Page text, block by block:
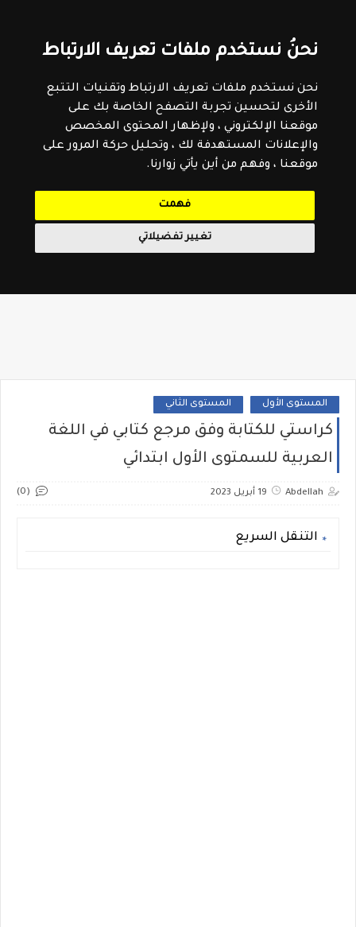
نحنُ نستخدم ملفات تعريف الارتباط
نحن نستخدم ملفات تعريف الارتباط وتقنيات التتبع
الأخرى لتحسين تجربة التصفح الخاصة بك على
موقعنا الإلكتروني ، ولإظهار المحتوى المخصص
والإعلانات المستهدفة لك ، وتحليل حركة المرور على
موقعنا ، وفهم من أين يأتي زوارنا.
فهمت
تغيير تفضيلاتي
المستوى الأول المستوى الثاني
كراستي للكتابة وفق مرجع كتابي في اللغة
العربية للسمتوى الأول ابتدائي
Abdellah 19 أبريل 2023 (0)
التنقل السريع